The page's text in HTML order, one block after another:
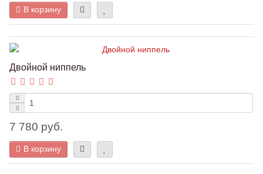
В корзину
Двойной ниппель
7 780 руб.
В корзину